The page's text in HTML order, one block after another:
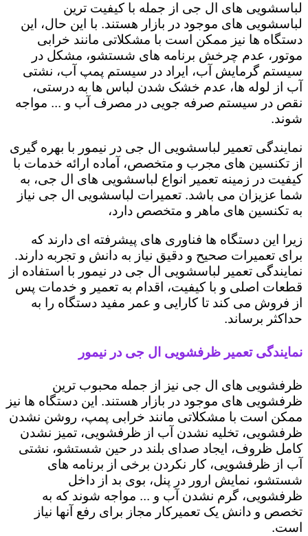
لباسشویی های ال جی از جمله با کیفیت ترین
لباسشویی های موجود در بازار هستند. با این حال، این
دستگاه ها نیز ممکن است با مشکلاتی مانند خرابی
موتور، عدم چرخش برنامه های شستشو، مشکل در
سیستم گرمایش آب، ایراد در سیستم پمپ آب، نشتی
آب از لوله ها، عدم خشک شدن لباس ها به درستی،
نقص در سیستم صرفه جویی در مصرف آب و ... مواجه
شوند.
نمایندگی تعمیر لباسشویی ال جی در نیمور با بهره گیری
از تکنسین های مجرب و متخصص، آماده ارائه خدمات با
کیفیت در زمینه تعمیر انواع لباسشویی های ال جی، به
شما عزیزان می باشد. تعمیرات لباسشویی ال جی نیاز
به تکنسین های ماهر و متخصص دارد،
زیرا این دستگاه ها فناوری های پیشرفته ای دارند که
برای تعمیرات صحیح و دقیق نیاز به دانش و تجربه دارند.
نمایندگی تعمیر لباسشویی ال جی در نیمور با استفاده از
قطعات اصلی و با کیفیت، اقدام به تعمیر و خدمات پس
از فروش می کند تا کارایی و عمر مفید دستگاه را به
حداکثر برساند.
نمایندگی تعمیر ظرفشویی ال جی در نیمور
ظرفشویی های ال جی نیز از جمله محبوب ترین
ظرفشویی های موجود در بازار هستند. این دستگاه ها نیز
ممکن است با مشکلاتی مانند خرابی پمپ، روشن نشدن
ظرفشویی، تخلیه نشدن آب از ظرفشویی، تمیز نشدن
کامل ظروف، ایجاد صدای بلند در حین شستشو، نشتی
آب از ظرفشویی، کار نکردن برخی از برنامه های
شستشو، نمایش ارور در پنل، بوی بد از داخل
ظرفشویی، گرم نشدن آب و ... مواجه شوند که به
تخصص و دانش یک تعمیرکار مجاز برای رفع آنها نیاز
است.